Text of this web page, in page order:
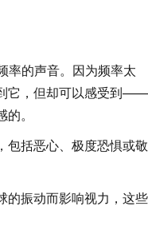
率的声音。因为频率太
它，但却可以感受到——
。
包括恶心、极度恐惧或敬
的振动而影响视力，这些